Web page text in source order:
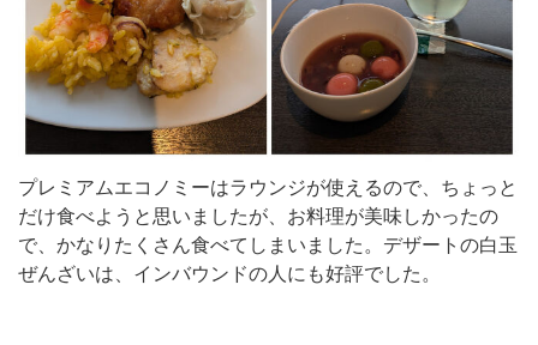
プレミアムエコノミーはラウンジが使えるので、ちょっと
だけ食べようと思いましたが、お料理が美味しかったの
で、かなりたくさん食べてしまいました。デザートの白玉
ぜんざいは、インバウンドの人にも好評でした。